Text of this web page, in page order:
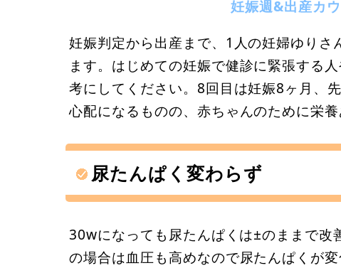
妊娠週&出産カ
妊娠判定から出産まで、1人の妊婦ゆり
ます。はじめての妊娠で健診に緊張する
考にしてください。8回目は妊娠8ヶ月、
心配になるものの、赤ちゃんのために栄
尿たんぱく変わらず
30wになっても尿たんぱくは±のままで改
の場合は血圧も高めなので尿たんぱくが